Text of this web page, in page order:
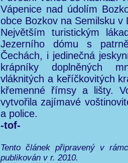
Vápenice nad údolím
obce Bozkov na Semilsku v
Největším turistickým
Jezerního dómu s
Čechách, i jedinečná
krápníky doplněných
vláknitých a keříčkovitých
křemenné římsy a lišty.
vytvořila zajímavé
a police.
-tof-
Tento článek připravený v
publikován v r. 2010.